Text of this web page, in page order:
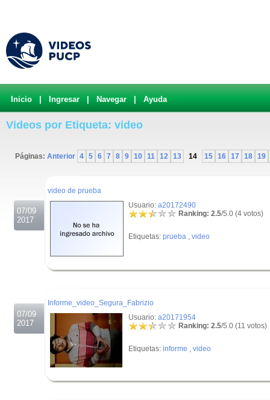
Inicio Ingresar Navegar Ayuda
Videos por Etiqueta: video
Páginas: Anterior 4 5 6 7 8 9 10 11 12 13 14 15 16 17 18 19
07/09
2017
video de prueba
Usuario: a20172490
Ranking: 2.5/5.0 (4 votos)
Etiquetas: prueba , video
07/09
2017
Informe_video_Segura_Fabrizio
Usuario: a20171954
Ranking: 2.5/5.0 (11 votos)
Etiquetas: informe , video